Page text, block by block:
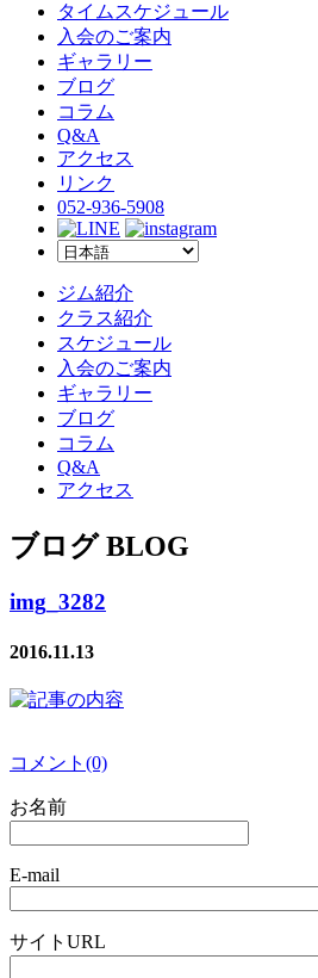
タイムスケジュール
入会のご案内
ギャラリー
ブログ
コラム
Q&A
アクセス
リンク
052-936-5908
ジム紹介
クラス紹介
スケジュール
入会のご案内
ギャラリー
ブログ
コラム
Q&A
アクセス
ブログ BLOG
img_3282
2016.11.13
コメント(0)
お名前
E-mail
サイトURL